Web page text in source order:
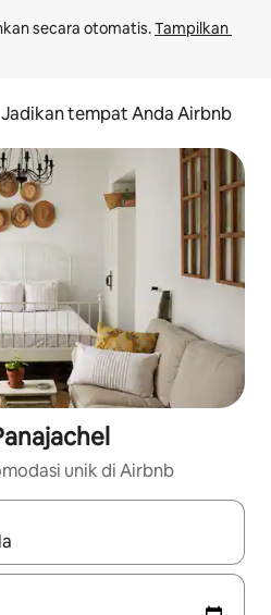
secara otomatis. Tampilkan
Jadikan tempat Anda Airbnb
unik di Airbnb
telusuri dengan tombol panah